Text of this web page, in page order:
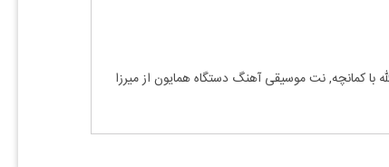
باکمانچه, نت موسیقی آهنگ دستگاه همایون ازمیرزا